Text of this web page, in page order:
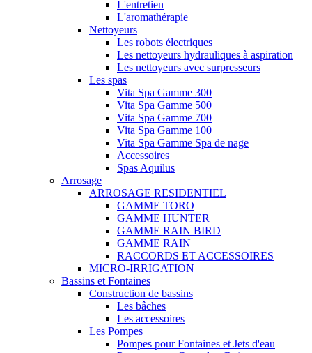
L'entretien
L'aromathérapie
Nettoyeurs
Les robots électriques
Les nettoyeurs hydrauliques à aspiration
Les nettoyeurs avec surpresseurs
Les spas
Vita Spa Gamme 300
Vita Spa Gamme 500
Vita Spa Gamme 700
Vita Spa Gamme 100
Vita Spa Gamme Spa de nage
Accessoires
Spas Aquilus
Arrosage
ARROSAGE RESIDENTIEL
GAMME TORO
GAMME HUNTER
GAMME RAIN BIRD
GAMME RAIN
RACCORDS ET ACCESSOIRES
MICRO-IRRIGATION
Bassins et Fontaines
Construction de bassins
Les bâches
Les accessoires
Les Pompes
Pompes pour Fontaines et Jets d'eau